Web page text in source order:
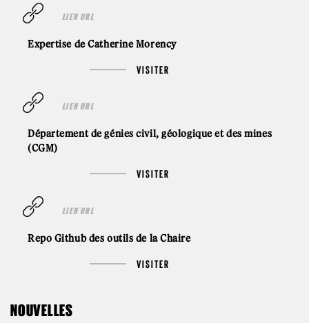
LIEN URL
Expertise de Catherine Morency
VISITER
LIEN URL
Département de génies civil, géologique et des mines
(CGM)
VISITER
LIEN URL
Repo Github des outils de la Chaire
VISITER
NOUVELLES